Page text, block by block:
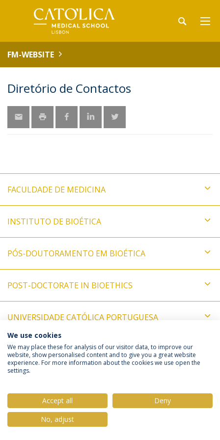
FM-WEBSITE
Diretório de Contactos
FACULDADE DE MEDICINA
INSTITUTO DE BIOÉTICA
PÓS-DOUTORAMENTO EM BIOÉTICA
POST-DOCTORATE IN BIOETHICS
UNIVERSIDADE CATÓLICA PORTUGUESA
Política de Privacidade
Termos & Condições
Direitos do Titular dos Dados
© 2026 Universidade Católica Portuguesa
We use cookies
We may place these for analysis of our visitor data, to improve our
website, show personalised content and to give you a great website
experience. For more information about the cookies we use open the
settings.
Accept all
Deny
No, adjust